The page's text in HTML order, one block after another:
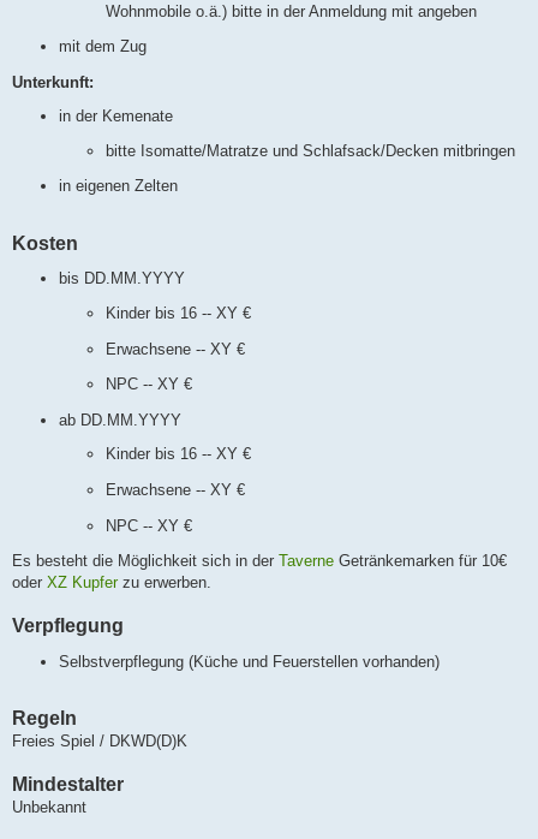
Wohnmobile o.ä.) bitte in der Anmeldung mit angeben
mit dem Zug
Unterkunft:
in der Kemenate
bitte Isomatte/Matratze und Schlafsack/Decken mitbringen
in eigenen Zelten
Kosten
bis DD.MM.YYYY
Kinder bis 16 -- XY €
Erwachsene -- XY €
NPC -- XY €
ab DD.MM.YYYY
Kinder bis 16 -- XY €
Erwachsene -- XY €
NPC -- XY €
Es besteht die Möglichkeit sich in der Taverne Getränkemarken für 10€
oder XZ Kupferzu erwerben.
Verpflegung
Selbstverpflegung (Küche und Feuerstellen vorhanden)
Regeln
Freies Spiel / DKWD(D)K
Mindestalter
Unbekannt